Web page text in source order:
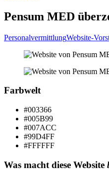
Pensum MED
PersonalvermittlungWebsite-
Farbwelt
#003366
#005B99
#007ACC
#99D4FF
#FFFFFF
Was macht diese Website